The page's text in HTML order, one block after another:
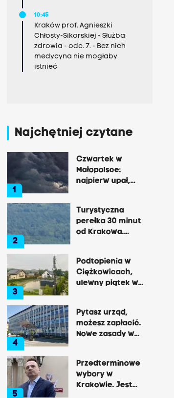
10:45
Kraków prof. Agnieszki
Chłosty-Sikorskiej - Służba
zdrowia - odc. 7. - Bez nich
medycyna nie mogłaby
istnieć
Najchętniej czytane
1
Czwartek w
Małopolsce:
najpierw upał,
2
Turystyczna
perełka 30 minut
od Krakowa.
do lasu
3
Podtopienia w
Ciężkowicach,
ulewny piątek w
4
Pytasz urząd,
możesz zapłacić.
Nowe zasady w
5
Przedterminowe
wybory w
Krakowie. Jest